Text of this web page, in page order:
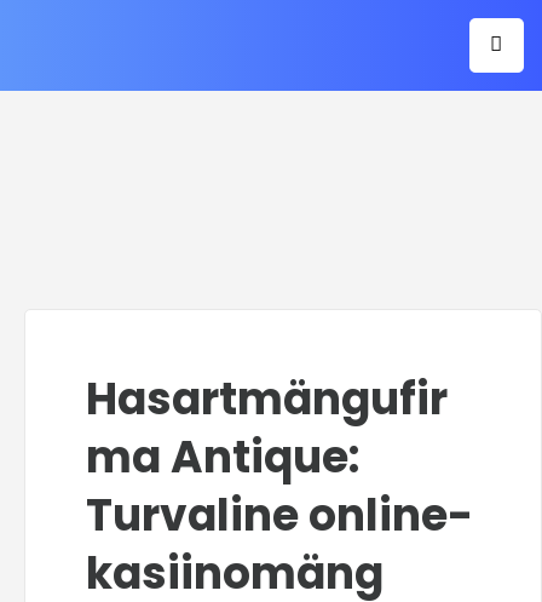
Hasartmängufir
ma Antique:
Turvaline online-
kasiinomäng